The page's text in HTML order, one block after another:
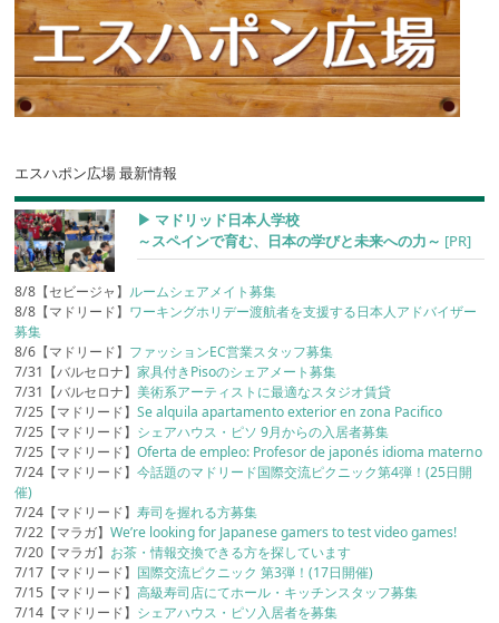
エスハポン広場 最新情報
▶︎ マドリッド日本人学校
～スペインで育む、日本の学びと未来への力～ [PR]
8/8【セビージャ】 ルームシェアメイト募集
8/8【マドリード】 ワーキングホリデー渡航者を支援する日本人アドバイザー
募集
8/6【マドリード】 ファッションEC営業スタッフ募集
7/31【バルセロナ】家具付きPisoのシェアメート募集
7/31【バルセロナ】美術系アーティストに最適なスタジオ賃貸
7/25【マドリード】Se alquila apartamento exterior en zona Pacifico
7/25【マドリード】 シェアハウス・ピソ 9月からの入居者募集
7/25【マドリード】Oferta de empleo: Profesor de japonés idioma materno
7/24【マドリード】今話題のマドリード国際交流ピクニック第4弾！(25日開
催)
7/24【マドリード】寿司を握れる方募集
7/22【マラガ】We’re looking for Japanese gamers to test video games!
7/20【マラガ】 お茶・情報交換できる方を探しています
7/17【マドリード】 国際交流ピクニック 第3弾！(17日開催)
7/15【マドリード】高級寿司店にてホール・キッチンスタッフ募集
7/14【マドリード】 シェアハウス・ピソ入居者を募集